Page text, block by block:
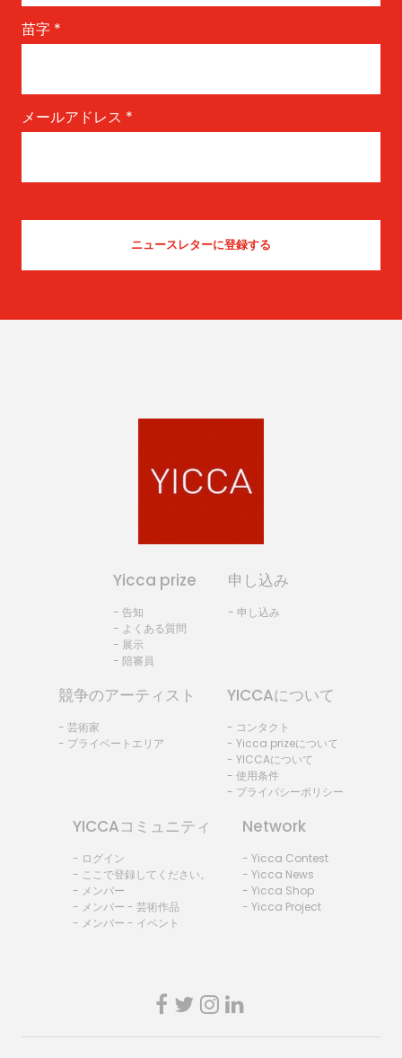
苗字 *
メールアドレス *
Yicca prize
- 告知
- よくある質問
- 展示
- 陪審員
申し込み
- 申し込み
競争のアーティスト
- 芸術家
- プライベートエリア
YICCAについて
- コンタクト
- Yicca prizeについて
- YICCAについて
- 使用条件
- プライバシーポリシー
YICCAコミュニティ
- ログイン
- ここで登録してください。
- メンバー
- メンバー - 芸術作品
- メンバー - イベント
Network
- Yicca Contest
- Yicca News
- Yicca Shop
- Yicca Project